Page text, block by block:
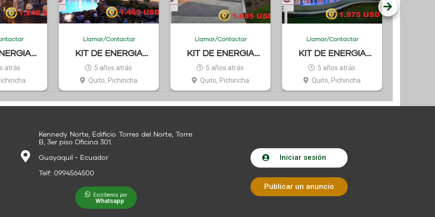
Llamar/Contactar
KIT DE ENERGIA
SOLAR AMERICANO
5 años atrás
Quito, Pichincha
Llamar/Contactar
KIT DE ENERGIA
SOLAR AMERICANO
5 años atrás
Quito, Pichincha
Llamar/Contactar
KIT DE ENERGIA
SOLAR AMERICANO
5 años atrás
Quito, Pichincha
Kennedy Norte, Edificio Torres del Norte, Torre
B, 3er piso Oficina 301.
Guayaquil - Ecuador
Telf: 0994564500
Escríbenos por
Whatsapp
Iniciar sesión
Publicar un anuncio